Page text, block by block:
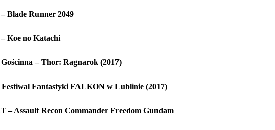
Blade Runner 2049
Koe no Katachi
– Thor: Ragnarok (2017)
Festiwal Fantastyki FALKON w Lublinie (2017)
– Assault Recon Commander Freedom Gundam